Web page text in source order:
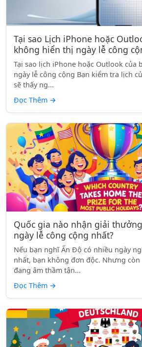
Tại sao Lịch iPhone hoặc
không hiển thị ngày lễ công
Tại sao lịch iPhone hoặc Outlook của
ngày lễ công cộng Bạn kiểm tra lịch
sẽ thấy ng...
Đọc Thêm →
Quốc gia nào nhận giải
ngày lễ công cộng nhất?
Nếu bạn nghĩ Ấn Độ có nhiều ngày
nhất, bạn không đơn độc. Nhưng
đang âm thầm tận...
Đọc Thêm →